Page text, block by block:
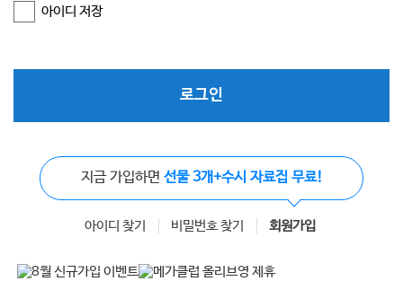
아이디 저장
로그인
지금 가입하면 선물 3개+수시 자료집 무료!
아이디 찾기 비밀번호 찾기 회원가입